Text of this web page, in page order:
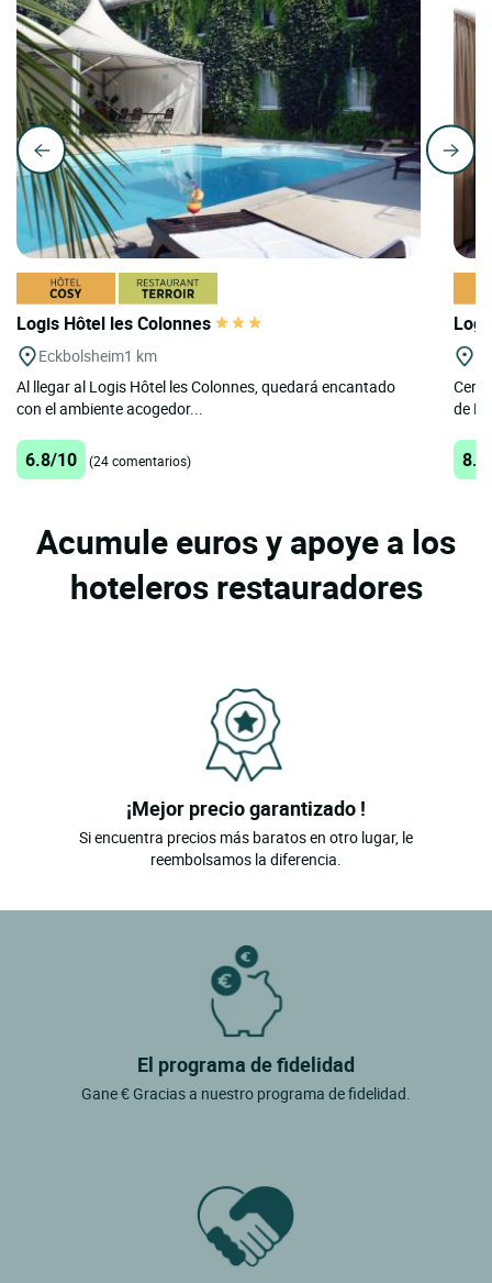
Logis Hôtel les Colonnes
Eckbolsheim1 km
Al llegar al Logis Hôtel les Colonnes, quedará encantado
con el ambiente acogedor...
6.8/10 (24 comentarios)
de
Acumule euros y apoye a los
hoteleros restauradores
¡Mejor precio garantizado !
Si encuentra precios más baratos en otro lugar, le
reembolsamos la diferencia.
El programa de fidelidad
Gane € Gracias a nuestro programa de fidelidad.